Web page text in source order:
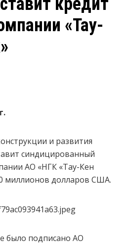
«Тау-
и развития
синдицированный
АО «НГК «Тау-Кен
миллионов долларов США.
было подписано АО